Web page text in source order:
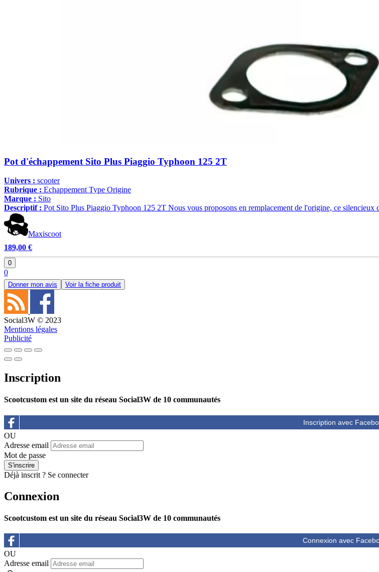
Pot d'échappement Sito Plus Piaggio Typhoon 125 2T
Univers : scooter
Rubrique : Echappement Type Origine
Marque : Sito
Descriptif : Pot Sito Plus Piaggio Typhoon 125 2T Nous vous proposons en remplacement de l'origine, ce
Maxiscoot
189,00 €
0
0
Donner mon avis Voir la fiche produit
Social3W © 2023
Mentions légales
Publicité
Inscription
Scootcustom est un site du réseau Social3W de 10 communautés
OU
Adresse email
Mot de passe
Déjà inscrit ? Se connecter
Connexion
Scootcustom est un site du réseau Social3W de 10 communautés
OU
Adresse email